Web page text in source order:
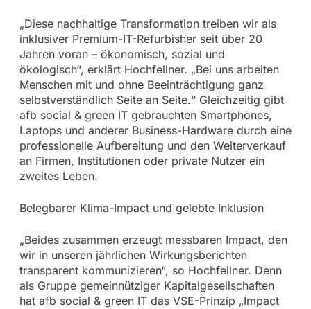
„Diese nachhaltige Transformation treiben wir als
inklusiver Premium-IT-Refurbisher seit über 20
Jahren voran – ökonomisch, sozial und
ökologisch“, erklärt Hochfellner. „Bei uns arbeiten
Menschen mit und ohne Beeinträchtigung ganz
selbstverständlich Seite an Seite.“ Gleichzeitig gibt
afb social & green IT gebrauchten Smartphones,
Laptops und anderer Business-Hardware durch eine
professionelle Aufbereitung und den Weiterverkauf
an Firmen, Institutionen oder private Nutzer ein
zweites Leben.
Belegbarer Klima-Impact und gelebte Inklusion
„Beides zusammen erzeugt messbaren Impact, den
wir in unseren jährlichen Wirkungsberichten
transparent kommunizieren“, so Hochfellner. Denn
als Gruppe gemeinnütziger Kapitalgesellschaften
hat afb social & green IT das VSE-Prinzip „Impact